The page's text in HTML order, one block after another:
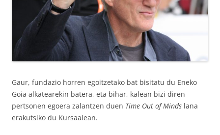
Gaur, fundazio horren egoitzetako bat bisitatu du Eneko
Goia alkatearekin batera, eta bihar, kalean bizi diren
pertsonen egoera zalantzen duen Time Out of Minds lana
erakutsiko du Kursaalean.